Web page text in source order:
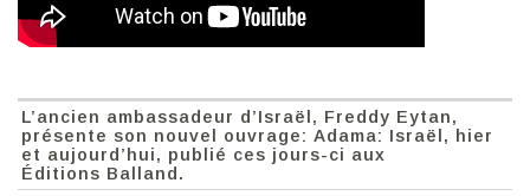
L’ancien ambassadeur d’Israël, Freddy Eytan,
présente son nouvel ouvrage: Adama: Israël, hier
et aujourd’hui, publié ces jours-ci aux
Éditions Balland.